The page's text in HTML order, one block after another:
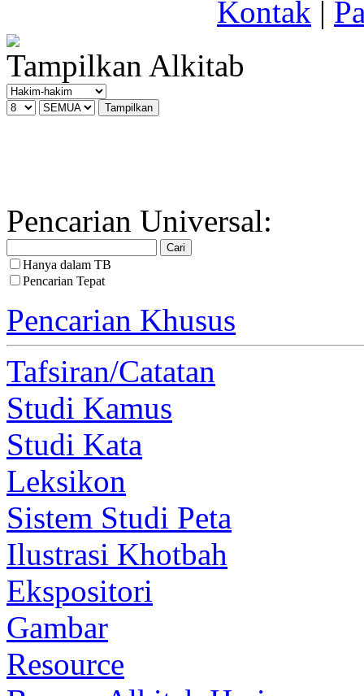
Kontak |
Tampilkan Alkitab
Pencarian Universal:
Hanya dalam TB
Pencarian Tepat
Pencarian Khusus
Tafsiran/Catatan
Studi Kamus
Studi Kata
Leksikon
Sistem Studi Peta
Ilustrasi Khotbah
Ekspositori
Gambar
Resource